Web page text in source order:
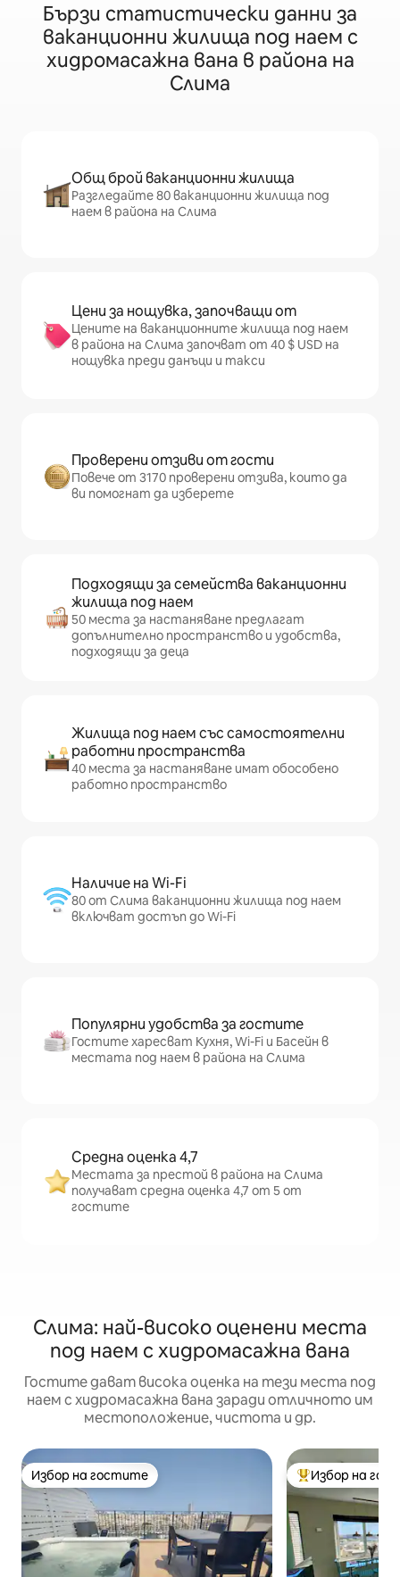
Бързи статистически данни за
ваканционни жилища под наем с
хидромасажна вана в района на
Слима
Общ брой ваканционни жилища
Разгледайте 80 ваканционни жилища под
наем в района на Слима
Цени за нощувка, започващи от
Цените на ваканционните жилища под наем
в района на Слима започват от 40 $ USD на
нощувка преди данъци и такси
Проверени отзиви от гости
Повече от 3170 проверени отзива, които да
ви помогнат да изберете
Подходящи за семейства ваканционни
жилища под наем
50 места за настаняване предлагат
допълнително пространство и удобства,
подходящи за деца
Жилища под наем със самостоятелни
работни пространства
40 места за настаняване имат обособено
работно пространство
Наличие на Wi-Fi
80 от Слима ваканционни жилища под наем
включват достъп до Wi-Fi
Популярни удобства за гостите
Гостите харесват Кухня, Wi-Fi и Басейн в
местата под наем в района на Слима
Средна оценка 4,7
Местата за престой в района на Слима
получават средна оценка 4,7 от 5 от
гостите
Слима: най-високо оценени места
под наем с хидромасажна вана
Гостите дават висока оценка на тези места под
наем с хидромасажна вана заради отличното им
местоположение, чистота и др.
Избор на гостите
Избор на гостите Най-популярен
Избор на